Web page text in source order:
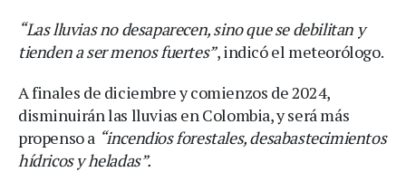
“Las lluvias no desaparecen, sino que se debilitan y
tienden a ser menos fuertes”, indicó el meteorólogo.
A finales de diciembre y comienzos de 2024,
disminuirán las lluvias en Colombia, y será más
propenso a “incendios forestales, desabastecimientos
hídricos y heladas”.